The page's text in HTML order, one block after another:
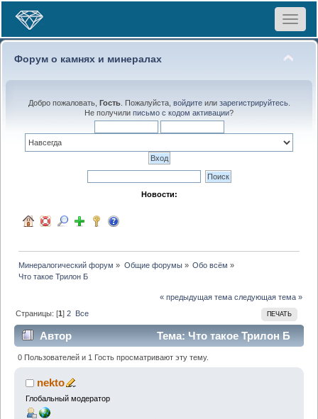
Toggle
Форум о камнях и минералах
Добро пожаловать, Гость. Пожалуйста, войдитеили зарегистрируйтесь.
Не получили письмо с кодом активации?
Новости:
Минералогический форум » Общие форумы» Обо всём »
Что такое Трилон Б
« предыдущая тема следующая тема »
ПЕЧАТЬ
Страницы: [1]2 Все
Автор
Тема: Что такое Трилон Б
(Прочитано 5586 раз)
0 Пользователей и 1 Гость просматривают эту тему.
nekto
Глобальный модератор